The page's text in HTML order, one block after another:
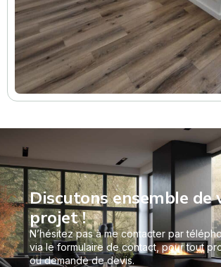
Discutons ensemble de
projet !
N’hésitez pas à me contacter par
via le formulaire de contact, pour tout
ou demande de devis.